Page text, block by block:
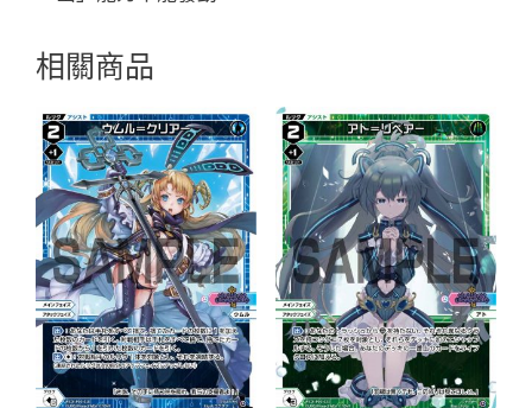
助
身
ア
ン
ジ
ュ
（安
潔）
LV2
」
數
相關商品